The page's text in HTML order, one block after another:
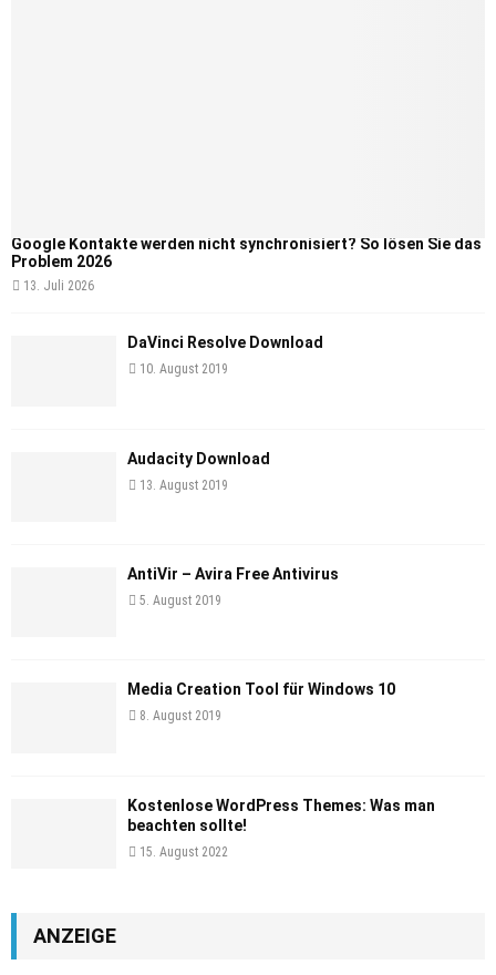
Google Kontakte werden nicht synchronisiert? So lösen Sie das
Problem 2026
13. Juli 2026
DaVinci Resolve Download
10. August 2019
Audacity Download
13. August 2019
AntiVir – Avira Free Antivirus
5. August 2019
Media Creation Tool für Windows 10
8. August 2019
Kostenlose WordPress Themes: Was man
beachten sollte!
15. August 2022
ANZEIGE